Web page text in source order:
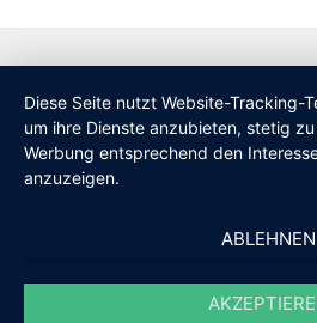
Diese Seite nutzt Website-Tracking-
um ihre Dienste anzubieten, stetig
Werbung entsprechend den
anzuzeigen.
ABLEHNEN